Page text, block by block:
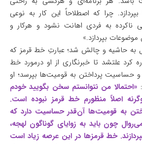
چرا که اصطلاحاً این کار به نوعی
ناکرده به فردی اهانت نشود و هرکار و
بپردازد.»
به حاشیه و چالش شد؛ عبارتِ خط قرمز که
کرد علتشد تا خبرنگاری از او درمورد خط
و حساسیت پرداختن به قومیت‌ها بپرسد؛ او
«احتمالا من نتوانستم سخن بگویید خودم
اصلاً منظورم خط قرمز نبوده است.
به قومیت‌ها آن‌قدر حساسیت دارد که
چون باید به زوایای گوناگون لهجه،
خط قرمزها در این عرصه زیاد است